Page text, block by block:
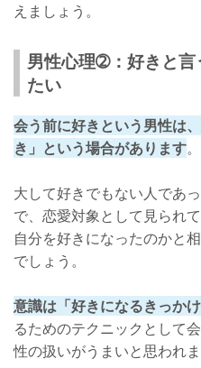
えましょう。
男性心理➁：好きと言
たい
会う前に好きという男性は
き」という場合があります。
大して好きでもない人であ
で、恋愛対象として見られ
自分を好きになったのかと
でしょう。
意識は「好きになるきっか
るためのテクニックとして
性の扱いがうまいと思われま